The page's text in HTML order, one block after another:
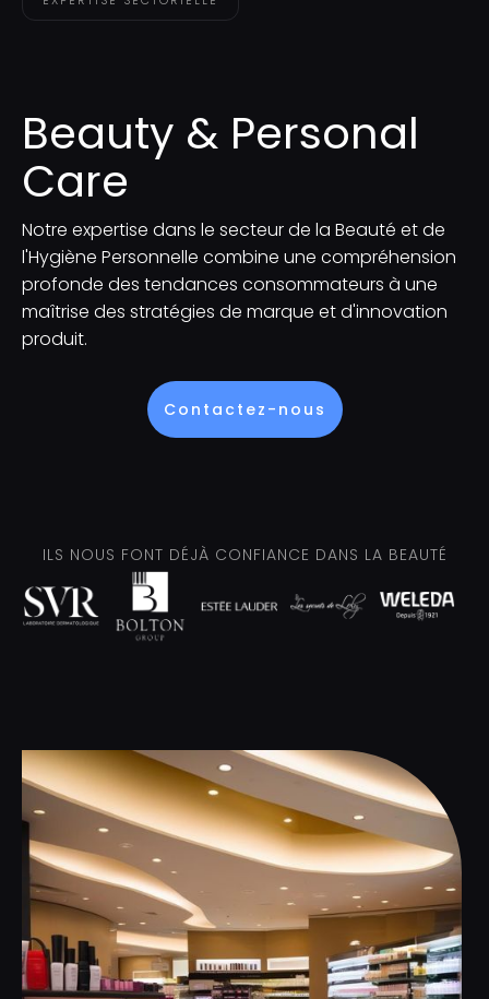
Beauty & Personal
Care
Notre expertise dans le secteur de la Beauté et de
l'Hygiène Personnelle combine une compréhension
profonde des tendances consommateurs à une
maîtrise des stratégies de marque et d'innovation
produit.
Contactez-nous
ILS NOUS FONT DÉJÀ CONFIANCE DANS LA BEAUTÉ